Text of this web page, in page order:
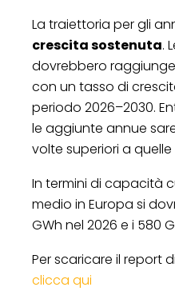
La traiettoria per gli
crescita sostenuta.
dovrebbero
con un tasso di
periodo 2026–2030.
le aggiunte annue
volte superiori a quelle
In termini di capacità
medio in Europa si
GWh nel 2026 e i 580
Per scaricare il report
clicca qui